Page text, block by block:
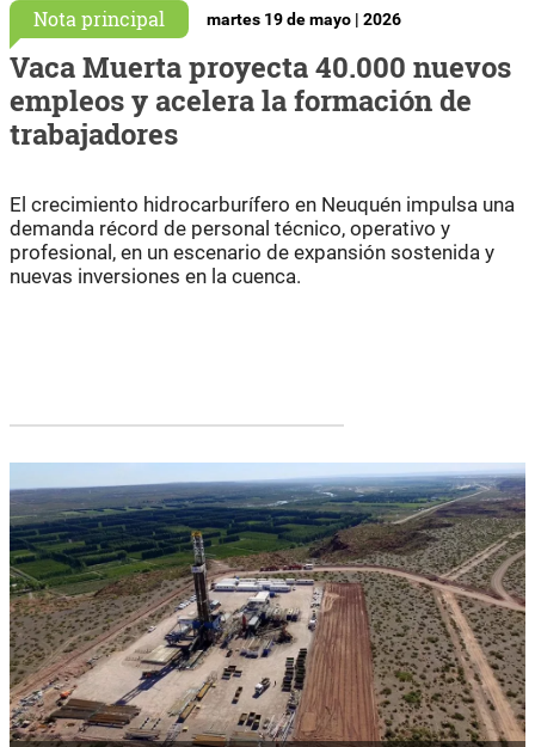
Nota principal martes 19 de mayo | 2026
Vaca Muerta proyecta 40.000 nuevos
empleos y acelera la formación de
trabajadores
El crecimiento hidrocarburífero en Neuquén impulsa una
demanda récord de personal técnico, operativo y
profesional, en un escenario de expansión sostenida y
nuevas inversiones en la cuenca.